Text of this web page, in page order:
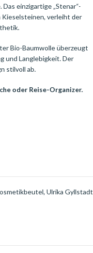
einzigartige „Stenar“-
verleiht der
Bio-Baumwolle überzeugt
und Langlebigkeit. Der
stilvoll ab.
oder Reise-Organizer.
, Ulrika Gyllstadt